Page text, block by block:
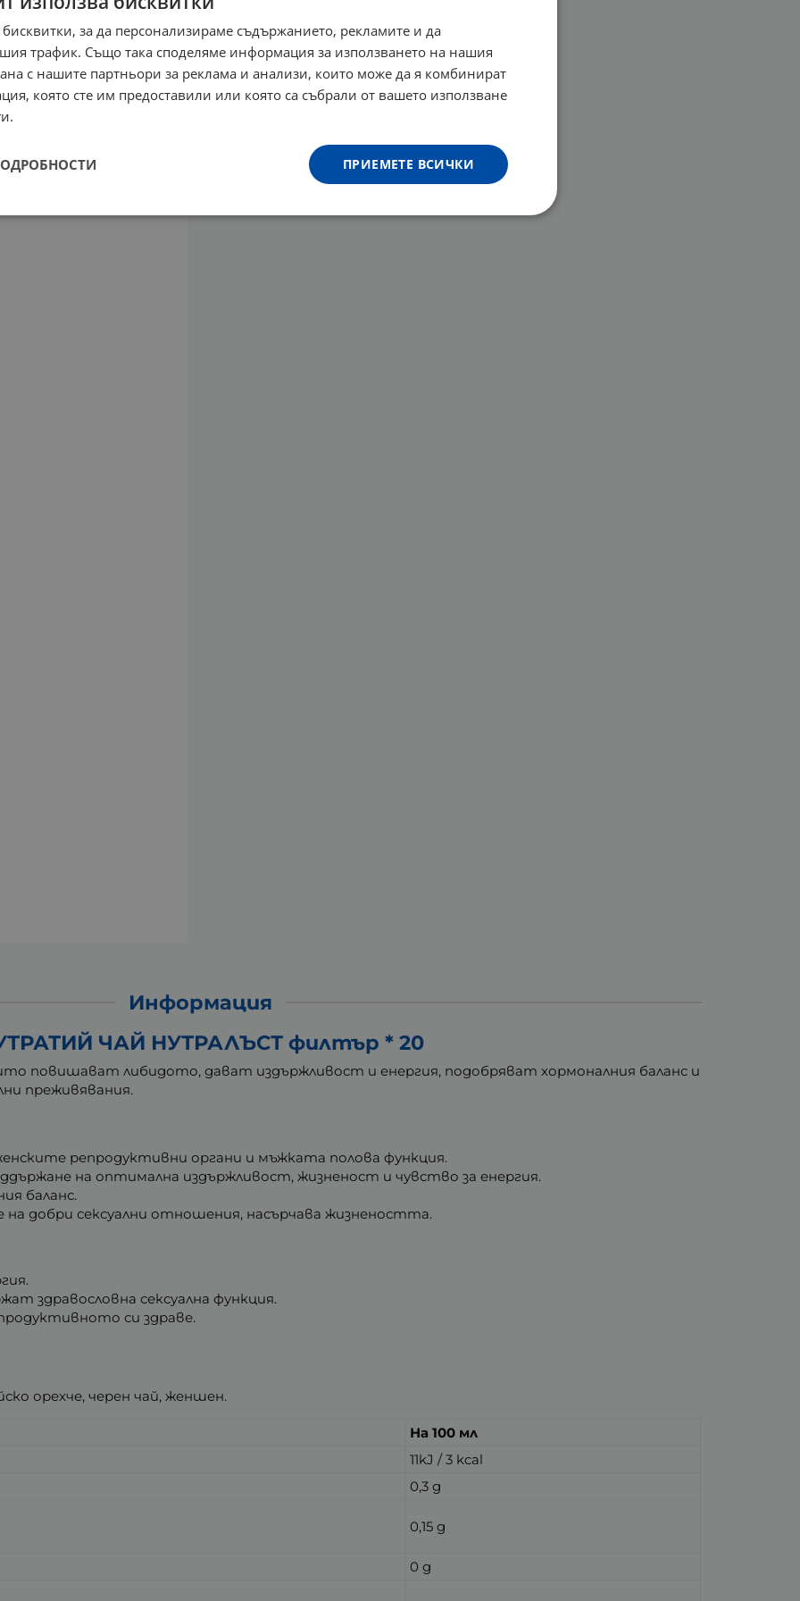
Информация
ЧАЙ НУТРАЛЪСТ филтър * 20
повишават либидото, дават издържливост и енергия, подобряват хормоналния баланс и
преживявания.
репродуктивни органи и мъжката полова функция.
на оптимална издържливост, жизненост и чувство за енергия.
баланс.
добри сексуални отношения, насърчава жизнеността.
здравословна сексуална функция.
си здраве.
орехче, черен чай, женшен.
На 100 мл
11kJ / 3 kcal
0,3 g
0,15 g
0 g
за да персонализираме съдържанието, рекламите и да
трафик. Също така споделяме информация за използването на нашия
с нашите партньори за реклама и анализи, които може да я комбинират
която сте им предоставили или която са събрали от вашето използване
ПРИЕМЕТЕ ВСИЧКИ